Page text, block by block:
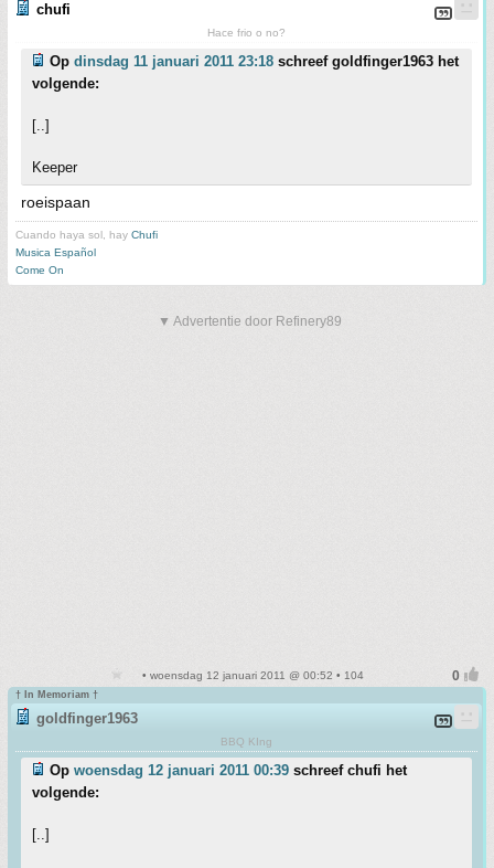
chufi
Hace frio o no?
Op dinsdag 11 januari 2011 23:18 schreef goldfinger1963 het
volgende:
[..]
Keeper
roeispaan
Cuando haya sol, hay Chufi
Musica Español
Come On
▼ Advertentie door Refinery89
• woensdag 12 januari 2011 @ 00:52 • 104
† In Memoriam †
goldfinger1963
BBQ KIng
Op woensdag 12 januari 2011 00:39 schreef chufi het
volgende:
[..]